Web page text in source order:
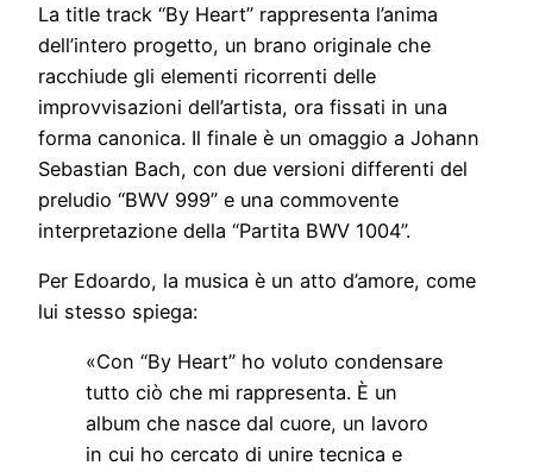
La title track “By Heart” rappresenta l’anima
dell’intero progetto, un brano originale che
racchiude gli elementi ricorrenti delle
improvvisazioni dell’artista, ora fissati in una
forma canonica. Il finale è un omaggio a Johann
Sebastian Bach, con due versioni differenti del
preludio “BWV 999” e una commovente
interpretazione della “Partita BWV 1004”.
Per Edoardo, la musica è un atto d’amore, come
lui stesso spiega:
«Con “By Heart” ho voluto condensare
tutto ciò che mi rappresenta. È un
album che nasce dal cuore, un lavoro
in cui ho cercato di unire tecnica e